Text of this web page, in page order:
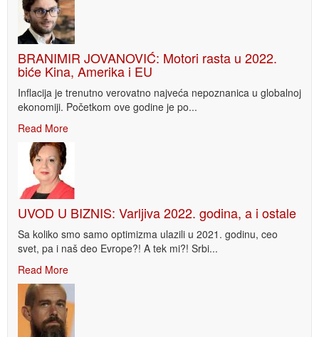
BRANIMIR JOVANOVIĆ: Motori rasta u 2022.
biće Kina, Amerika i EU
Inflacija je trenutno verovatno najveća nepoznanica u globalnoj
ekonomiji. Početkom ove godine je po...
Read More
UVOD U BIZNIS: Varljiva 2022. godina, a i ostale
Sa koliko smo samo optimizma ulazili u 2021. godinu, ceo
svet, pa i naš deo Evrope?! A tek mi?! Srbi...
Read More